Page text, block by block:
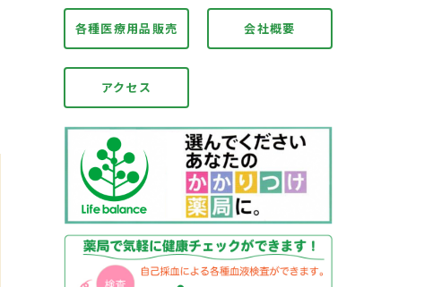
各種医療用品販売 会社概要
アクセス